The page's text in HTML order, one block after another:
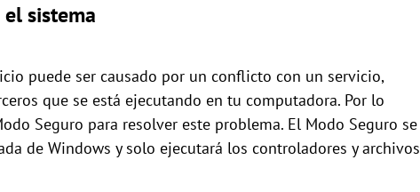
sistema
puede ser causado por un conflicto con un servicio,
que se está ejecutando en tu computadora. Por lo
Seguro para resolver este problema. El Modo Seguro se
de Windows y solo ejecutará los controladores y archivos